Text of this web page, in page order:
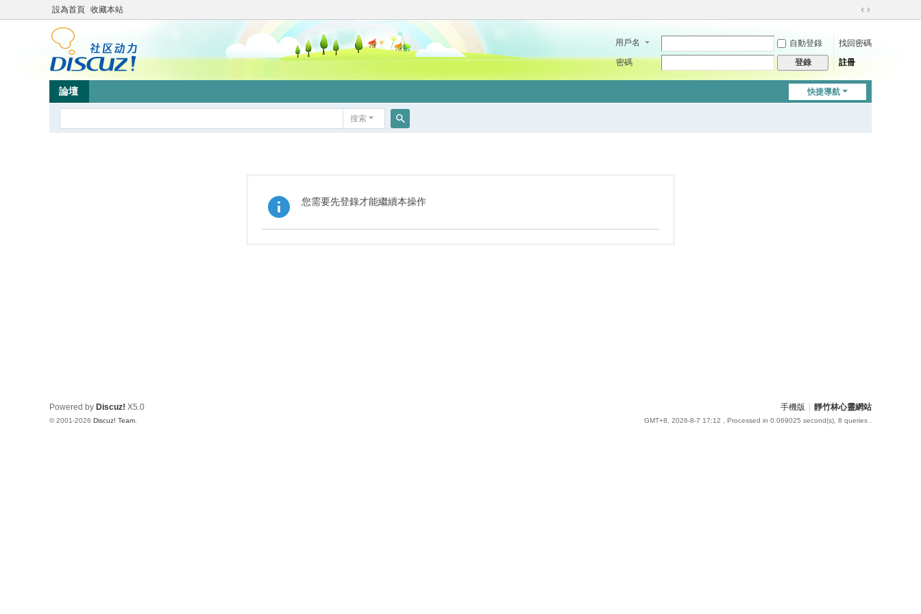
設為首頁 收藏本站
切
到
用戶名 自動登錄
找回密碼
密碼
登錄 註冊
快捷導航
論壇
搜索
您需要先登錄才能繼續本操作
手機版 靜竹林心靈網站
GMT+8, 2026-8-7 17:12 , Processed in 0.069025 second(s), 8 queries .
Powered by Discuz! X5.0
© 2001-2026 Discuz! Team